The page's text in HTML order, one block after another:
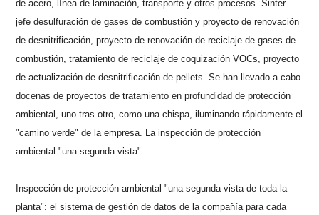
de acero, línea de laminación, transporte y otros procesos. Sinter
jefe desulfuración de gases de combustión y proyecto de renovación
de desnitrificación, proyecto de renovación de reciclaje de gases de
combustión, tratamiento de reciclaje de coquización VOCs, proyecto
de actualización de desnitrificación de pellets. Se han llevado a cabo
docenas de proyectos de tratamiento en profundidad de protección
ambiental, uno tras otro, como una chispa, iluminando rápidamente el
"camino verde" de la empresa. La inspección de protección
ambiental "una segunda vista".
Inspección de protección ambiental "una segunda vista de toda la
planta": el sistema de gestión de datos de la compañía para cada